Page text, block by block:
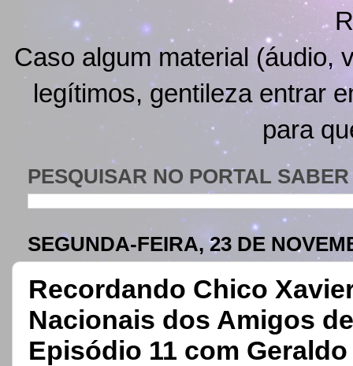
Caso algum material (áudio,
legítimos, gentileza entrar
para
PESQUISAR NO PORTAL
SEGUNDA-FEIRA, 23 DE
Recordando Chico
Nacionais dos Amigos
Episódio 11 com